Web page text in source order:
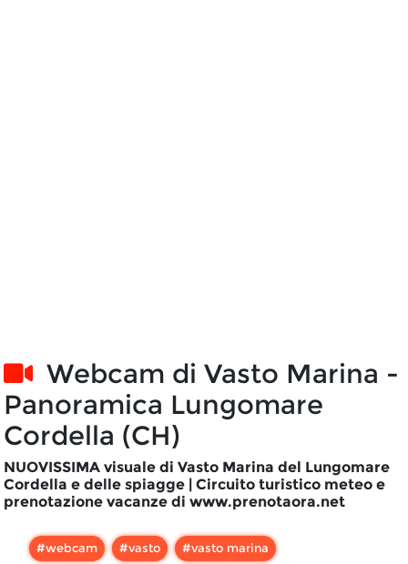
Webcam di Vasto Marina -
Panoramica Lungomare
Cordella (CH)
NUOVISSIMA visuale di Vasto Marina del Lungomare
Cordella e delle spiagge | Circuito turistico meteo e
prenotazione vacanze di www.prenotaora.net
#webcam #vasto #vasto marina